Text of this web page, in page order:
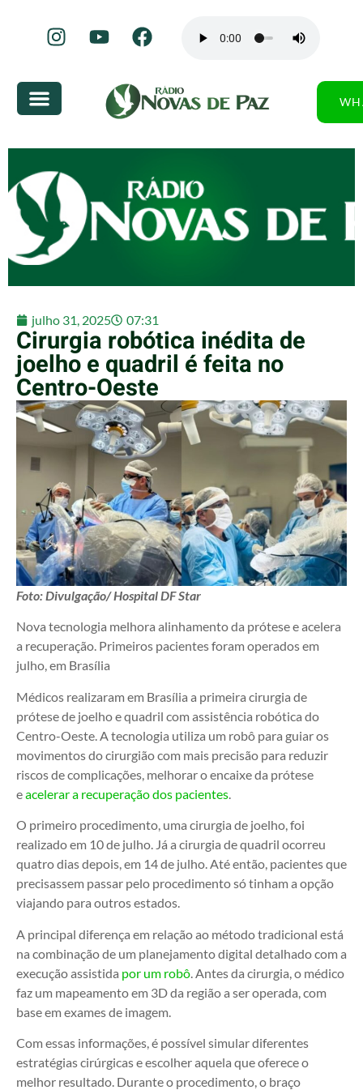
julho 31, 2025 07:31
Cirurgia robótica inédita de
joelho e quadril é feita no
Centro-Oeste
Foto: Divulgação/ Hospital DF Star
Nova tecnologia melhora alinhamento da prótese e acelera
a recuperação. Primeiros pacientes foram operados em
julho, em Brasília
Médicos realizaram em Brasília a primeira cirurgia de
prótese de joelho e quadril com assistência robótica do
Centro-Oeste. A tecnologia utiliza um robô para guiar os
movimentos do cirurgião com mais precisão para reduzir
riscos de complicações, melhorar o encaixe da prótese
eacelerar a recuperação dos pacientes
O primeiro procedimento, uma cirurgia de joelho, foi
realizado em 10 de julho. Já a cirurgia de quadril ocorreu
quatro dias depois, em 14 de julho. Até então, pacientes que
precisassem passar pelo procedimento só tinham a opção
viajando para outros estados.
A principal diferença em relação ao método tradicional está
na combinação de um planejamento digital detalhado com a
execução assistida por um robô . Antes da cirurgia, o médico
faz um mapeamento em 3D da região a ser operada, com
base em exames de imagem.
Com essas informações, é possível simular diferentes
estratégias cirúrgicas e escolher aquela que oferece o
melhor resultado. Durante o procedimento, o braço